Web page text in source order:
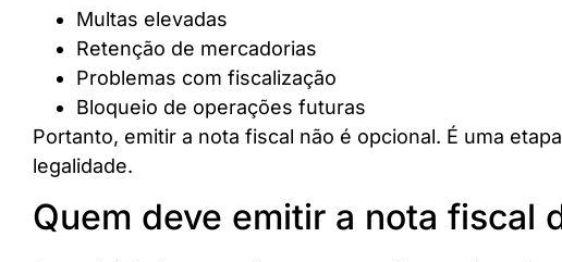
Multas elevadas
Retenção de mercadorias
Problemas com fiscalização
Bloqueio de operações futuras
Portanto, emitir a nota fiscal não é opcional. É uma
legalidade.
Quem deve emitir a nota fiscal